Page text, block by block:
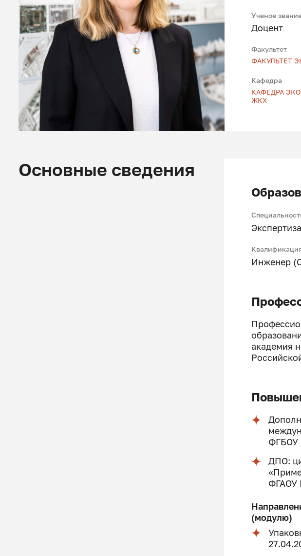
Ученое
Доцент
Факультет
ФАКУЛЬТЕТ
Кафедра
КАФЕДРА
ЖКХ
Основные сведения
Инженер
академия
ФГБОУ
ДПО:
ФГАОУ
(модулю)